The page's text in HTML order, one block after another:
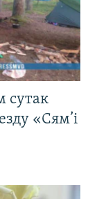
сутак
«Сям’і